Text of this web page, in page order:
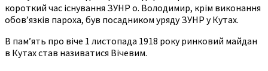
короткий час існування ЗУНР о. Володимир, крім виконання
обов’язків пароха, був посадником уряду ЗУНР у Кутах.
В пам’ять про віче 1 листопада 1918 року ринковий майдан
в Кутах став називатися Вічевим.